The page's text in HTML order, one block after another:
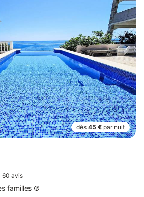
dès 45 € par nuit
60 avis
familles